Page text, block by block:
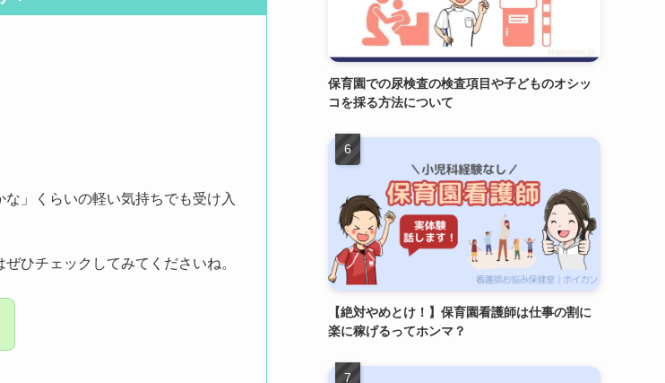
」くらいの軽い気持ちでも受け入
ひチェックしてみてくださいね。
保育園での尿検査の検査項目や子どものオシッ
コを採る方法について
【絶対やめとけ！】保育園看護師は仕事の割に
楽に稼げるってホンマ？